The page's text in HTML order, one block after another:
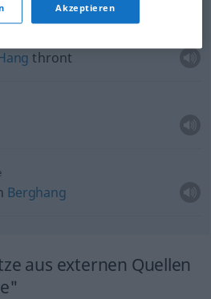
thront
Berghang
aus externen Quellen
Akzeptieren